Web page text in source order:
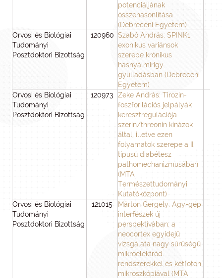
potenciáljának
összehasonlítása
(Debreceni Egyetem)
Orvosi és Biológiai
Tudományi
Posztdoktori Bizottság
120960 Szabó András: SPINK1
exonikus variánsok
szerepe krónikus
hasnyálmirigy
gyulladásban (Debreceni
Egyetem)
Orvosi és Biológiai
Tudományi
Posztdoktori Bizottság
120973
Zeke András: Tirozin-
foszforilációs jelpályák
keresztregulációja
szerin/threonin kinázok
által, illetve ezen
folyamatok szerepe a II.
típusú diabétesz
pathomechanizmusában
(MTA
Természettudományi
Kutatóközpont)
Orvosi és Biológiai
Tudományi
Posztdoktori Bizottság
121015
Márton Gergely: Agy-gép
interfészek új
perspektívában: a
neocortex egyidejű
vizsgálata nagy sűrűségű
mikroelektród
rendszerekkel és kétfoton
mikroszkópiával (MTA